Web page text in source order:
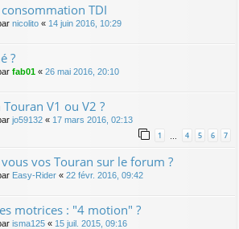
TDI
nicolito « 14 juin 2016, 10:29
?
fab01 « 26 mai 2016, 20:10
V1 ou V2 ?
jo59132 « 17 mars 2016, 02:13
1 4 5 6 7
vos Touran sur le forum ?
Easy-Rider « 22 févr. 2016, 09:42
motrices : "4 motion" ?
isma125 « 15 juil. 2015, 09:16